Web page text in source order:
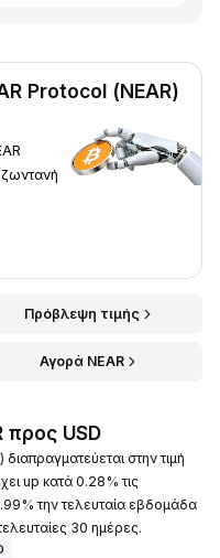
Protocol (NEAR)
ζωντανή
Πρόβλεψη τιμής
Αγορά NEAR
προς USD
στην τιμή
up κατά 0.28% τις
την τελευταία εβδομάδα
30 ημέρες.